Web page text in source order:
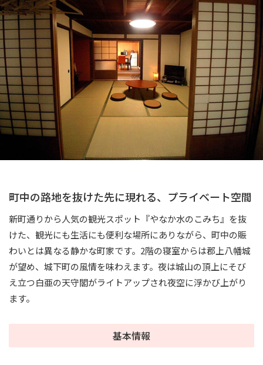
町中の路地を抜けた先に現れる、プライベート空間
新町通りから人気の観光スポット『やなか水のこみち』を抜
けた、観光にも生活にも便利な場所にありながら、町中の賑
わいとは異なる静かな町家です。2階の寝室からは郡上八幡城
が望め、城下町の風情を味わえます。夜は城山の頂上にそび
え立つ白亜の天守閣がライトアップされ夜空に浮かび上がり
ます。
基本情報